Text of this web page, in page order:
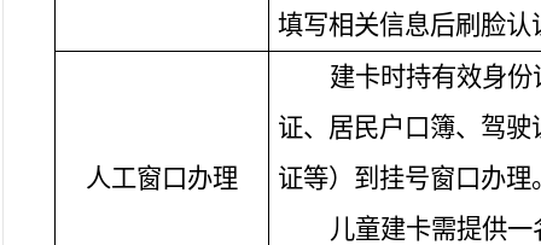
填写相关信息后刷脸认
人工窗口办理
建卡时持有效身
证、居民户口簿、驾
证等）到挂号窗口办理
儿童建卡需提供